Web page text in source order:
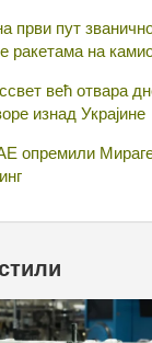
први пут
на
већ отвара
изнад Украјине
опремили